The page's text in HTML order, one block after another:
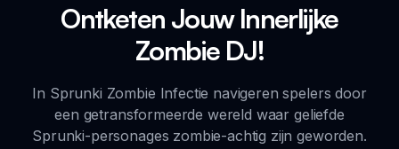
Ontketen Jouw Innerlijke
Zombie DJ!
In Sprunki Zombie Infectie navigeren spelers door
een getransformeerde wereld waar geliefde
Sprunki-personages zombie-achtig zijn geworden.